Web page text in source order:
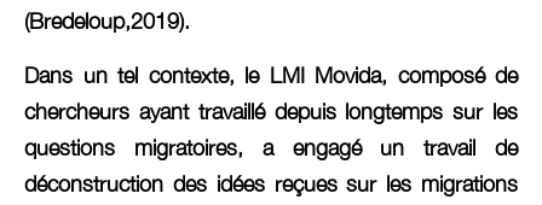
(Bredeloup,2019).
Dans un tel contexte, le LMI Movida, composé de
chercheurs ayant travaillé depuis longtemps sur les
questions migratoires, a engagé un travail de
déconstruction des idées reçues sur les migrations